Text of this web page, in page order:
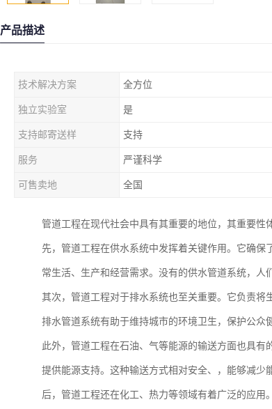
产品描述
技术解决方案 全方位
独立实验室 是
支持邮寄送样 支持
服务 严谨科学
可售卖地 全国
管道工程在现代社会中具有其重要的地位，其重要性
先，管道工程在供水系统中发挥着关键作用。它确保
常生活、生产和经营需求。没有的供水管道系统，人
其次，管道工程对于排水系统也至关重要。它负责
排水管道系统有助于维持城市的环境卫生，保护公众
此外，管道工程在石油、气等能源的输送方面也具
提供能源支持。这种输送方式相对安全、，能够减少
后，管道工程还在化工、热力等领域有着广泛的应